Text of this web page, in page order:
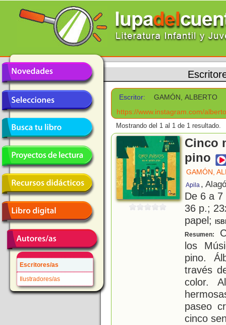
Escritores/as
Ilustradores/as
Escritor:
GAMÓN, ALBERTO
https://www.instagram.com/
Mostrando del 1 al 1 de 1 resultado.
Cinco
pino
GAMÓN,
Apila ,
De 6 a
36 p.;
papel;
Resumen:
los
pino.
través
color.
paseo
cinco